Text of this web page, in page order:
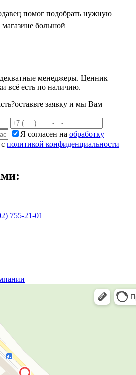
помог подобрать нужную
магазине большой
менеджеры. Ценник
всё есть по наличию.
оставьте заявку и мы Вам
Я согласен на обработку
политикой конфиденциальности
755-21-01